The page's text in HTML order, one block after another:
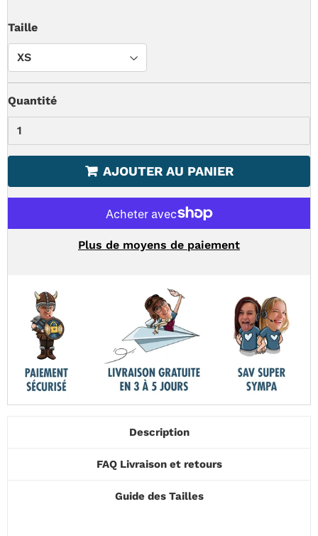
Taille
Quantité
AJOUTER AU PANIER
Plus de moyens de paiement
Description
FAQ Livraison et retours
Guide des Tailles